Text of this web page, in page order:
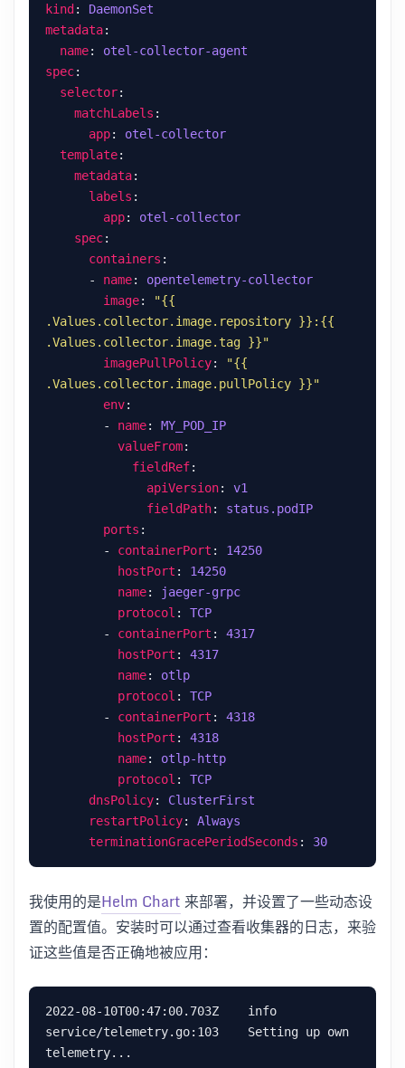
kind : DaemonSet
metadata
name: otel-collector-agent
spec
selector
matchLabels
app: otel-collector
template
metadata
labels
app: otel-collector
spec
containers
      -
name: opentelemetry-collector
image:
"{{
.Values.collector.image.repository }}:{{
.Values.collector.image.tag }}"
imagePullPolicy:
"{{
.Values.collector.image.pullPolicy }}"
env
        -
name: MY_POD_IP
valueFrom
fieldRef
apiVersion: v1
fieldPath: status.podIP
ports
        -
containerPort : 14250
hostPort : 14250
name:
jaeger-grpc
protocol : TCP
        -
containerPort : 4317
hostPort : 4317
name: otlp
protocol : TCP
        -
containerPort : 4318
hostPort : 4318
name: otlp-http
protocol : TCP
dnsPolicy: ClusterFirst
restartPolicy: Always
terminationGracePeriodSeconds : 30
我使用的是Helm Chart来部署，并设置了一些动态设
置的配置值。安装时可以通过查看收集器的日志，来验
证这些值是否正确地被应用：
2022-08-10T00:47:00.703Z    info
service/telemetry.go:103    Setting up own